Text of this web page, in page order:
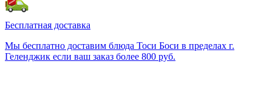
Бесплатная доставка
Мы бесплатно доставим блюда Тоси Боси в пределах г.
Геленджик если ваш заказ более 800 руб.